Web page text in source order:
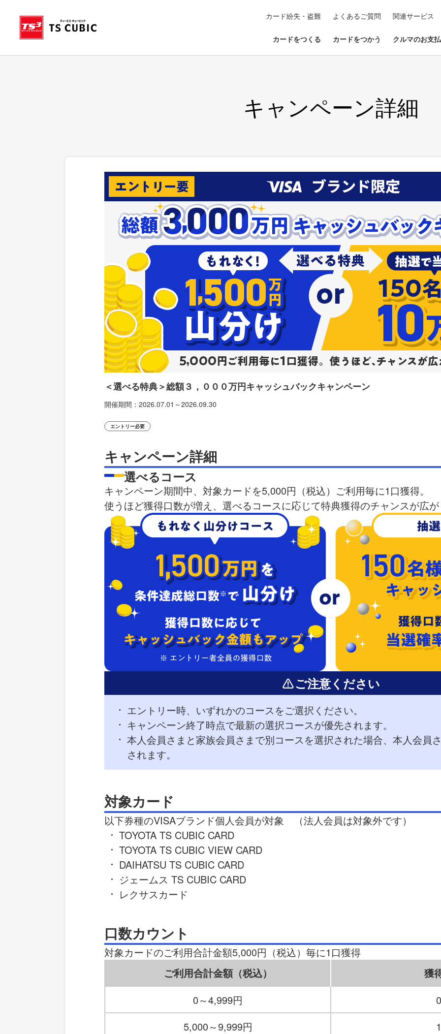
カード紛失・盗難 よくあるご質問 関連サービス
カードをつくる カードをつかう クルマのお支
キャンペーン詳細
＜選べる特典＞総額３，０００万円キャッシュバックキャンペーン
開催期間： 2026.07.01～2026.09.30
エントリー必要
キャンペーン詳細
選べるコース
キャンペーン期間中、対象カードを5,000円（税込）ご利用毎に1口獲得。
使うほど獲得口数が増え、選べるコースに応じて特典獲得のチャンスが広
ご注意ください
エントリー時、いずれかのコースをご選択ください。
キャンペーン終了時点で最新の選択コースが優先されます。
本人会員さまと家族会員さまで別コースを選択された場合、本人会員
されます。
対象カード
以下券種のVISAブランド個人会員が対象
（法人会員は対象外です）
TOYOTA TS CUBIC CARD
TOYOTA TS CUBIC VIEW CARD
DAIHATSU TS CUBIC CARD
ジェームス TS CUBIC CARD
レクサスカード
口数カウント
対象カードのご利用合計金額5,000円（税込）毎に1口獲得
ご利用合計金額（税込）
獲
0～4,999円
5,000～9,999円